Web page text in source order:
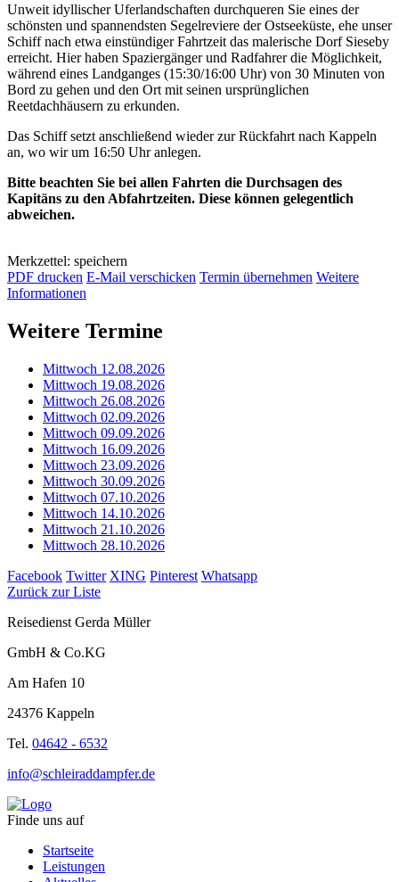
Unweit idyllischer Uferlandschaften durchqueren Sie eines der
schönsten und spannendsten Segelreviere der Ostseeküste, ehe unser
Schiff nach etwa einstündiger Fahrtzeit das malerische Dorf Sieseby
erreicht. Hier haben Spaziergänger und Radfahrer die Möglichkeit,
während eines Landganges (15:30/16:00 Uhr) von 30 Minuten von
Bord zu gehen und den Ort mit seinen ursprünglichen
Reetdachhäusern zu erkunden.
Das Schiff setzt anschließend wieder zur Rückfahrt nach Kappeln
an, wo wir um 16:50 Uhr anlegen.
Bitte beachten Sie bei allen Fahrten die Durchsagen des
Kapitäns zu den Abfahrtzeiten. Diese können gelegentlich
abweichen.
Merkzettel: speichern
PDF drucken E-Mail verschicken Termin übernehmen Weitere
Informationen
Weitere Termine
Mittwoch 12.08.2026
Mittwoch 19.08.2026
Mittwoch 26.08.2026
Mittwoch 02.09.2026
Mittwoch 09.09.2026
Mittwoch 16.09.2026
Mittwoch 23.09.2026
Mittwoch 30.09.2026
Mittwoch 07.10.2026
Mittwoch 14.10.2026
Mittwoch 21.10.2026
Mittwoch 28.10.2026
Facebook Twitter XING Pinterest Whatsapp
Zurück zur Liste
Reisedienst Gerda Müller
GmbH & Co.KG
Am Hafen 10
24376 Kappeln
Tel. 04642 - 6532
info@schleiraddampfer.de
Finde uns auf
Startseite
Leistungen